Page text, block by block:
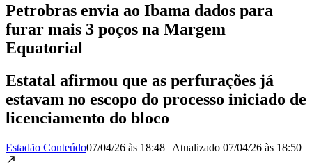
Petrobras envia ao Ibama dados para
furar mais 3 poços na Margem
Equatorial
Estatal afirmou que as perfurações já
estavam no escopo do processo iniciado de
licenciamento do bloco
Estadão Conteúdo07/04/26 às 18:48 | Atualizado 07/04/26 às 18:50